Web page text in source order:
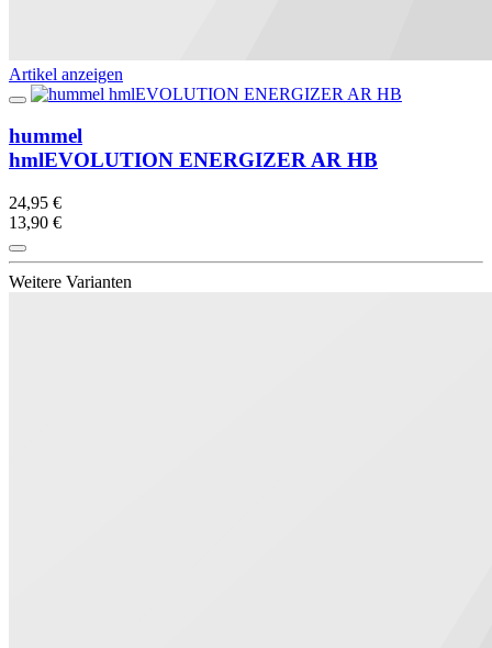
Artikel anzeigen
hummel
hmlEVOLUTION ENERGIZER AR HB
24,95 €
13,90 €
Weitere Varianten